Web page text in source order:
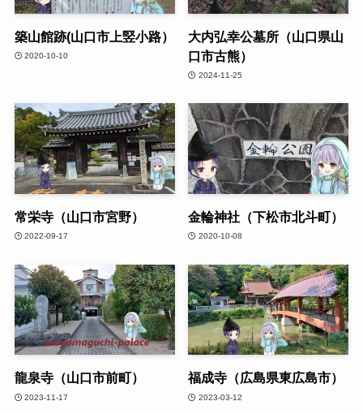
築山館跡(山口市上竪小路）
2020-10-10
大内弘幸公墓所（山口県山
口市古熊）
2024-11-25
常栄寺（山口市宮野）
2022-09-17
金輪神社（下松市北斗町）
2020-10-08
龍泉寺（山口市前町）
2023-11-17
福成寺（広島県東広島市）
2023-03-12